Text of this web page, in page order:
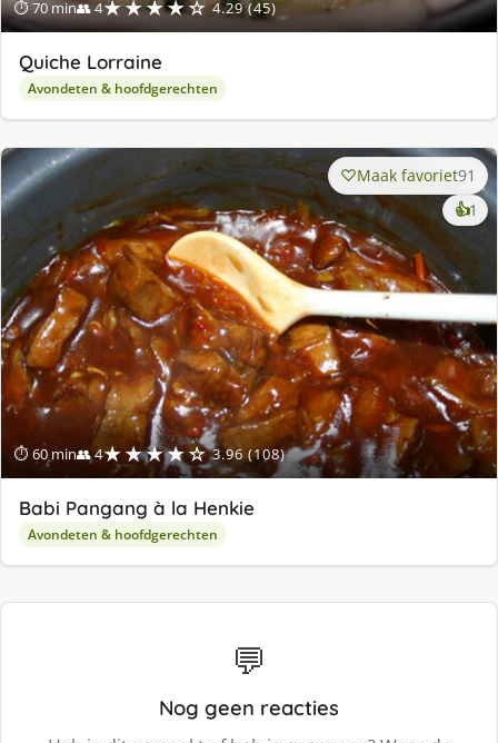
⏱ 70 min👥 4★★★★☆ 4.29 (45)
Quiche Lorraine
Avondeten & hoofdgerechten
⏱ 60 min👥 4★★★★☆ 3.96 (108)
Maak favoriet91
👍1
Babi Pangang à la Henkie
Avondeten & hoofdgerechten
💬
Nog geen reacties